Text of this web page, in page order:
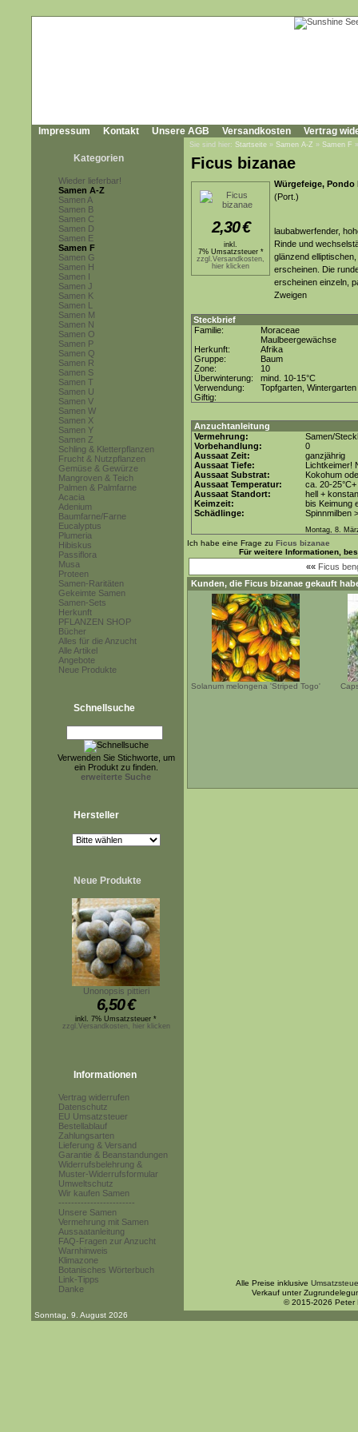
Impressum Kontakt Unsere AGB Versandkosten Vertrag
Kategorien
Wieder lieferbar!
Samen A-Z
Samen A
Samen B
Samen C
Samen D
Samen E
Samen F
Samen G
Samen H
Samen I
Samen J
Samen K
Samen L
Samen M
Samen N
Samen O
Samen P
Samen Q
Samen R
Samen S
Samen T
Samen U
Samen V
Samen W
Samen X
Samen Y
Samen Z
Schling & Kletterpflanzen
Frucht & Nutzpflanzen
Gemüse & Gewürze
Mangroven & Teich
Palmen & Palmfarne
Acacia
Adenium
Baumfarne/Farne
Eucalyptus
Plumeria
Hibiskus
Passiflora
Musa
Proteen
Samen-Raritäten
Gekeimte Samen
Samen-Sets
Herkunft
PFLANZEN SHOP
Bücher
Alles für die Anzucht
Alle Artikel
Angebote
Neue Produkte
Schnellsuche
Verwenden Sie Stichworte, um
ein Produkt zu finden.
erweiterte Suche
Hersteller
Neue Produkte
Unonopsis pittieri
6,50€
inkl. 7% Umsatzsteuer *
zzgl.Versandkosten, hier klicken
Informationen
Vertrag widerrufen
Datenschutz
EU Umsatzsteuer
Bestellablauf
Zahlungsarten
Lieferung & Versand
Garantie & Beanstandungen
Widerrufsbelehrung &
Muster-Widerrufsformular
Umweltschutz
Wir kaufen Samen
------------------------
Unsere Samen
Vermehrung mit Samen
Aussaatanleitung
FAQ-Fragen zur Anzucht
Warnhinweis
Klimazone
Botanisches Wörterbuch
Link-Tipps
Danke
Sie sind hier: Startseite » Samen A-Z » Samen F
Ficus bizanae
2,30€
inkl.
7% Umsatzsteuer *
zzgl.Versandkosten,
hier klicken
Würgefeige, Pondo
(Port.)
laubabwerfender,
Rinde und
glänzend
erscheinen. Die
erscheinen einzeln,
Zweigen
Steckbrief
Familie:
Moraceae
Maulbeergewächse
Herkunft:
Afrika
Gruppe:
Baum
Zone:
10
Überwinterung:
mind. 10-15°C
Verwendung:
Topfgarten, Wintergarten
Giftig:
Anzuchtanleitung
Vermehrung:
Samen/
Vorbehandlung:
0
Aussaat Zeit:
ganzjährig
Aussaat Tiefe:
Lichtkeimer!
Aussaat Substrat:
Kokohum
Aussaat Temperatur:
ca. 20-25°C+
Aussaat Standort:
hell +
Keimzeit:
bis Keimung
Schädlinge:
Spinnmilben
Montag, 8.
Ich habe eine Frage zu Ficus bizanae
Für weitere Informationen,
«« Ficus
Kunden, die Ficus bizanae gekauft
Solanum melongena 'Striped Togo'
Alle Preise inklusive
Verkauf unter
© 2015-2026 Peter
Sonntag, 9. August 2026